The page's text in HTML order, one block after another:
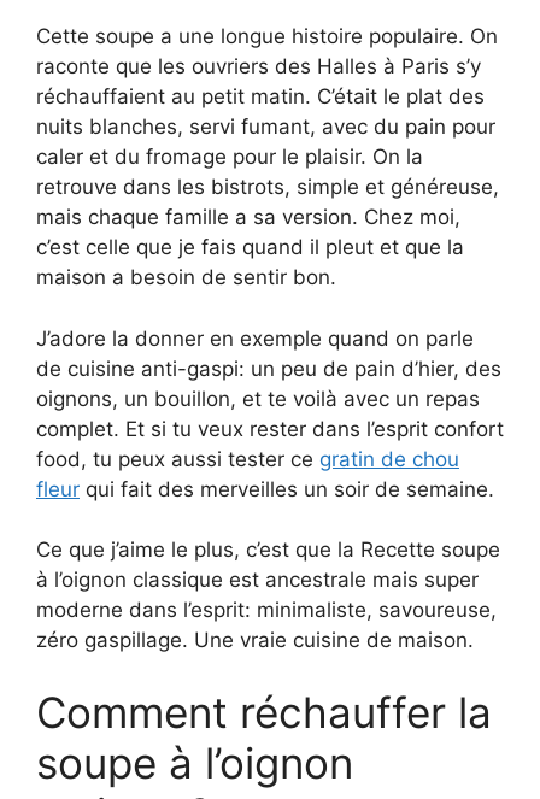
Cette soupe a une longue histoire populaire. On
raconte que les ouvriers des Halles à Paris s’y
réchauffaient au petit matin. C’était le plat des
nuits blanches, servi fumant, avec du pain pour
caler et du fromage pour le plaisir. On la
retrouve dans les bistrots, simple et généreuse,
mais chaque famille a sa version. Chez moi,
c’est celle que je fais quand il pleut et que la
maison a besoin de sentir bon.
J’adore la donner en exemple quand on parle
de cuisine anti-gaspi: un peu de pain d’hier, des
oignons, un bouillon, et te voilà avec un repas
complet. Et si tu veux rester dans l’esprit confort
food, tu peux aussi tester ce gratin de chou
fleur qui fait des merveilles un soir de semaine.
Ce que j’aime le plus, c’est que la Recette soupe
à l’oignon classique est ancestrale mais super
moderne dans l’esprit: minimaliste, savoureuse,
zéro gaspillage. Une vraie cuisine de maison.
Comment réchauffer la
soupe à l’oignon